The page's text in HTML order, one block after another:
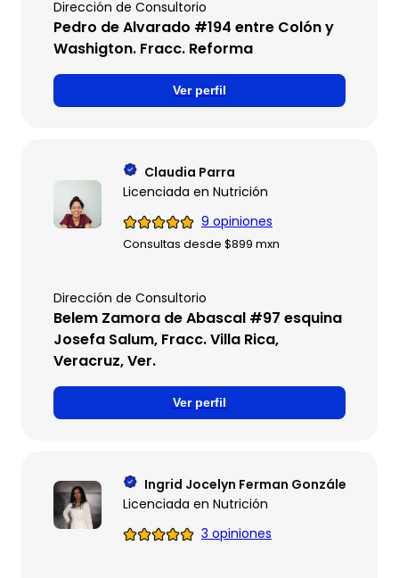
Dirección de Consultorio
Pedro de Alvarado #194 entre Colón y
Washigton. Fracc. Reforma
Ver perfil
Claudia Parra
Licenciada en Nutrición
9 opiniones
Consultas desde $899 mxn
Dirección de Consultorio
Belem Zamora de Abascal #97 esquina
Josefa Salum, Fracc. Villa Rica,
Veracruz, Ver.
Ver perfil
Ingrid Jocelyn Ferman González
Licenciada en Nutrición
3 opiniones